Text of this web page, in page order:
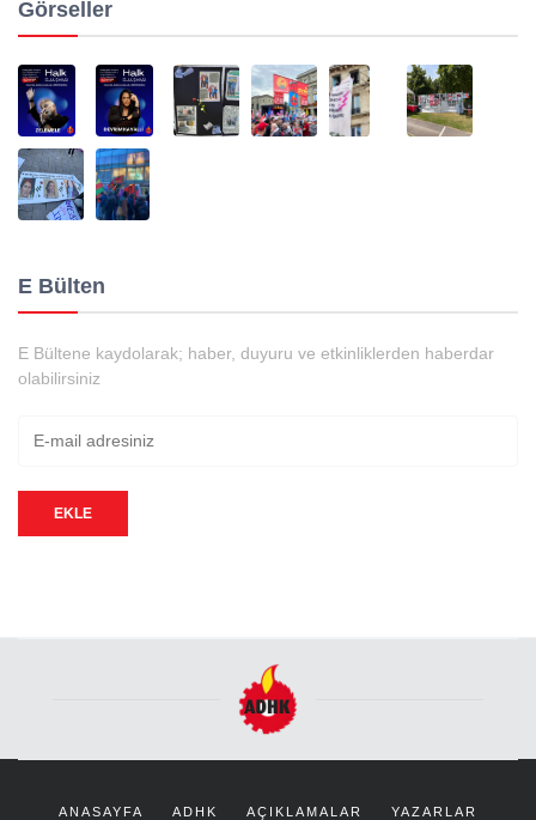
Görseller
E Bülten
E Bültene kaydolarak; haber, duyuru ve etkinliklerden haberdar
olabilirsiniz
EKLE
ANASAYFA ADHK AÇIKLAMALAR YAZARLAR